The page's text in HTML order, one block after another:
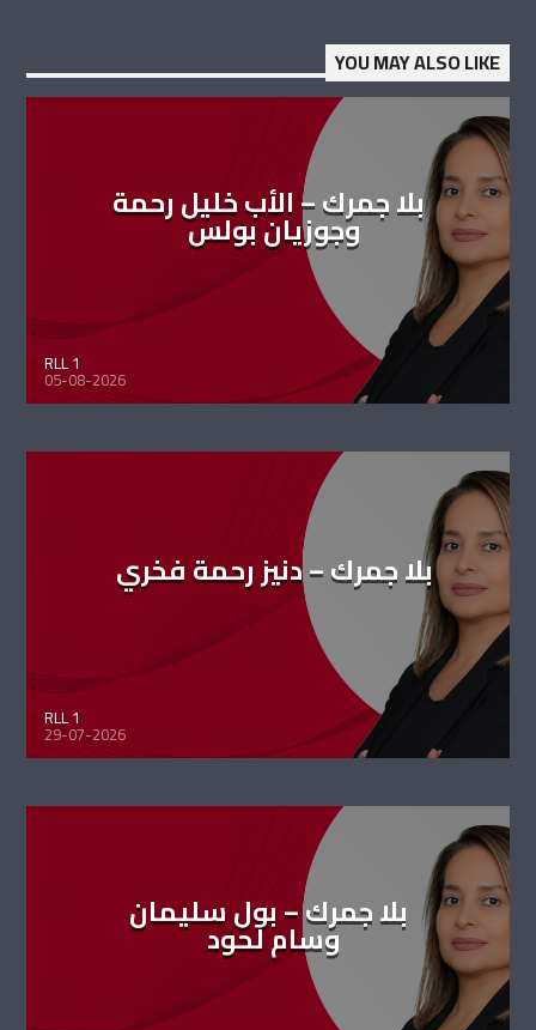
YOU MAY ALSO LIKE
بلا جمرك – الأب خليل رحمة
وجوزيان بولس
RLL 1
05-08-2026
بلا جمرك – دنيز رحمة فخري
RLL 1
29-07-2026
بلا جمرك – بول سليمان
وسام لحود